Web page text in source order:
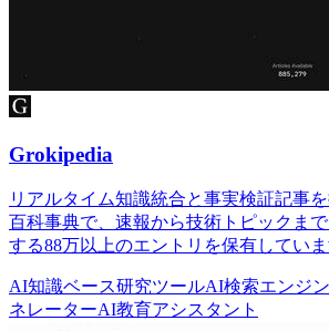
Grokipedia
リアルタイム知識統合と事実検証記事
百科事典で、速報から技術トピックま
する88万以上のエントリを保有していま
AI知識ベース研究ツールAI検索エンジン
ネレーターAI教育アシスタント